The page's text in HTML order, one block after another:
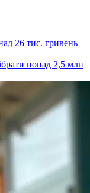
26 тис. гривень
понад 2,5 млн